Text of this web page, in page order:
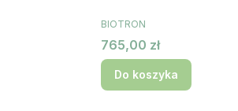
PRODUCENT
BIOTRON
Cena
765,00 zł
Do koszyka